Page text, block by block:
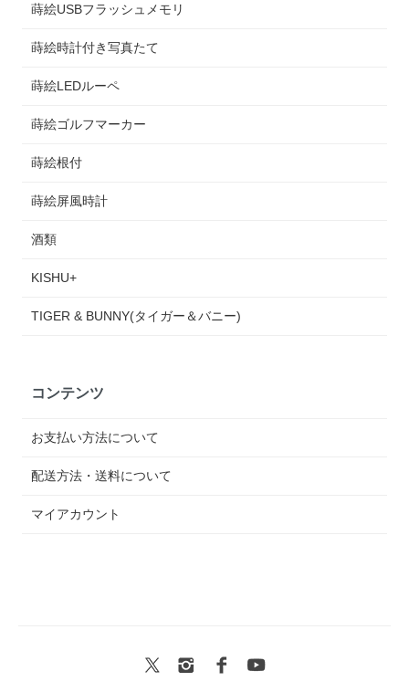
蒔絵USBフラッシュメモリ
蒔絵時計付き写真たて
蒔絵LEDルーペ
蒔絵ゴルフマーカー
蒔絵根付
蒔絵屏風時計
酒類
KISHU+
TIGER & BUNNY(タイガー＆バニー)
コンテンツ
お支払い方法について
配送方法・送料について
マイアカウント